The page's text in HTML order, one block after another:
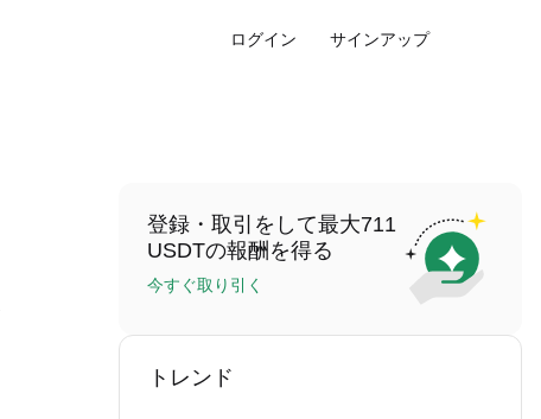
ログイン サインアップ
登録・取引をして最大711
USDTの報酬を得る
今すぐ取り引く
トレンド